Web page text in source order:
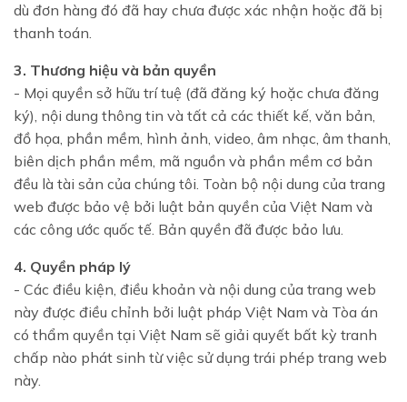
dù đơn hàng đó đã hay chưa được xác nhận hoặc đã bị
thanh toán.
3. Thương hiệu và bản quyền
- Mọi quyền sở hữu trí tuệ (đã đăng ký hoặc chưa đăng
ký), nội dung thông tin và tất cả các thiết kế, văn bản,
đồ họa, phần mềm, hình ảnh, video, âm nhạc, âm thanh,
biên dịch phần mềm, mã nguồn và phần mềm cơ bản
đều là tài sản của chúng tôi. Toàn bộ nội dung của trang
web được bảo vệ bởi luật bản quyền của Việt Nam và
các công ước quốc tế. Bản quyền đã được bảo lưu.
4. Quyền pháp lý
- Các điều kiện, điều khoản và nội dung của trang web
này được điều chỉnh bởi luật pháp Việt Nam và Tòa án
có thẩm quyền tại Việt Nam sẽ giải quyết bất kỳ tranh
chấp nào phát sinh từ việc sử dụng trái phép trang web
này.